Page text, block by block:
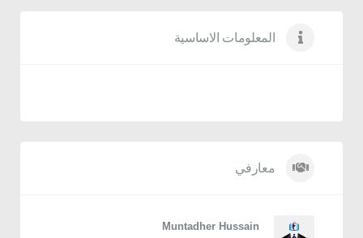
المعلومات الاساسية
معارفي
Muntadher Hussain